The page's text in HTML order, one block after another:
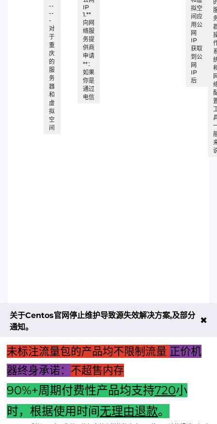
--
--
-
对
于
重
庆
的
服
务
器
和
虚
拟
空
间
IP
1.**
向网
络服
务提
供商
申请
**：
如果
你是
通过
电信
拟空
间应
用公
网
IP
获取
到公
网
IP
后
上一篇：主机系统高可用技术工作模式深度解析与应用策略
关于Centos官网停止维护导致源失效解决方案,及部分
通知。
✖
未标注流量包的产品均不限制流量 正价机
器终身承诺： 不超售内存
90%+周期付费性产品均支持720小
时，根据使用时间无理由退款。